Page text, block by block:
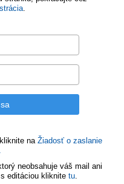
.
naŽiadosť o zaslanie
neobsahuje váš mail ani
editáciou kliknite tu.